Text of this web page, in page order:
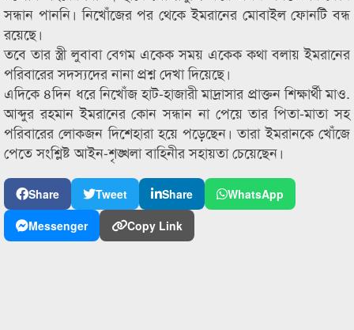
সন্ধান পাননি। নিখোঁজের পর থেকে ইমরানের মোবাইল ফোনটি বন্ধ
রয়েছে।
তবে তার স্ত্রী লুবাবা বেগম একেক সময় একেক কথা বলায় ইমরানের
পরিবারের সদস্যদের নানা প্রশ্ন দেখা দিয়েছে।
এদিকে ৪দিন ধরে নিখোঁজ হাট-হাজারী মাদ্রাসার প্রাক্তন শিক্ষার্থী মাও.
আব্দুর রহমান ইমরানের কোন সন্ধান না পেয়ে তার পিতা-মাতা সহ
পরিবারের লোকজন দিশেহারা হয়ে পড়েছেন। তারা ইমরানকে খোঁজে
পেতে সংশ্লিষ্ট আইন-শৃঙ্খলা বাহিনীর সহায়তা চেয়েছেন।
Share Tweet Share
WhatsApp
Messenger
Copy Link